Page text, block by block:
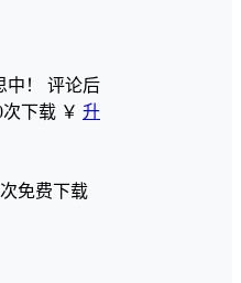
中！ 评论后
下载 ￥ 升
免费下载